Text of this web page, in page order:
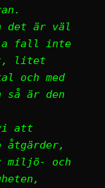
det är väl
fall inte
litet
och med
så är den
att
åtgärder,
miljö- och